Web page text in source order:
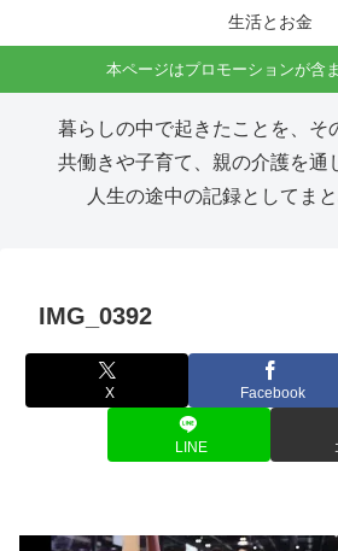
生活とお金
本ページはプロモーションが含
暮らしの中で起きたことを、そ
共働きや子育て、親の介護を通
人生の途中の記録としてま
IMG_0392
X Facebook
LINE